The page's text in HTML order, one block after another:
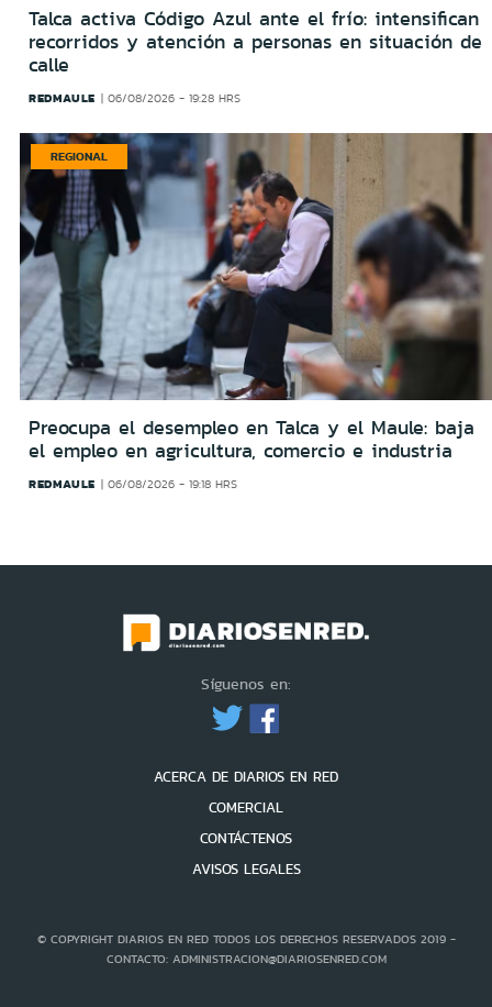
Talca activa Código Azul ante el frío: intensifican
recorridos y atención a personas en situación de
calle
REDMAULE 06/08/2026 - 19:28 HRS
REGIONAL
Preocupa el desempleo en Talca y el Maule: baja
el empleo en agricultura, comercio e industria
REDMAULE 06/08/2026 - 19:18 HRS
Síguenos en:
ACERCA DE DIARIOS EN RED
COMERCIAL
CONTÁCTENOS
AVISOS LEGALES
© COPYRIGHT DIARIOS EN RED TODOS LOS DERECHOS RESERVADOS 2019 -
CONTACTO: ADMINISTRACION@DIARIOSENRED.COM